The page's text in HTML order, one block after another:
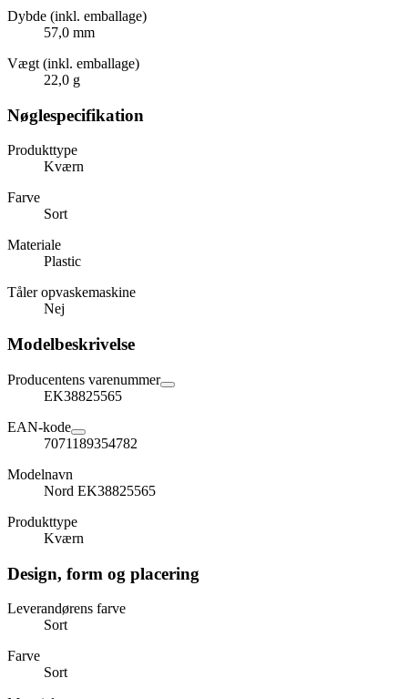
Dybde (inkl. emballage)
57,0 mm
Vægt (inkl. emballage)
22,0 g
Nøglespecifikation
Produkttype
Kværn
Farve
Sort
Materiale
Plastic
Tåler opvaskemaskine
Nej
Modelbeskrivelse
Producentens varenummer
EK38825565
EAN-kode
7071189354782
Modelnavn
Nord EK38825565
Produkttype
Kværn
Design, form og placering
Leverandørens farve
Sort
Farve
Sort